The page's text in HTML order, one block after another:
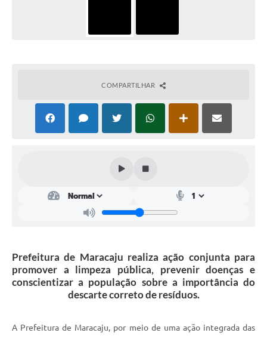
COMPARTILHAR
Prefeitura de Maracaju realiza ação conjunta para
promover a limpeza pública, prevenir doenças e
conscientizar a população sobre a importância do
descarte correto de resíduos.
A Prefeitura de Maracaju, por meio de uma ação integrada das